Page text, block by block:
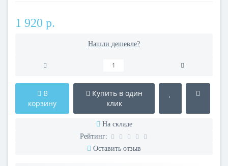
1 920 р.
Нашли дешевле?
В
корзину
Купить в один
клик
На складе
Рейтинг:
Оставить отзыв